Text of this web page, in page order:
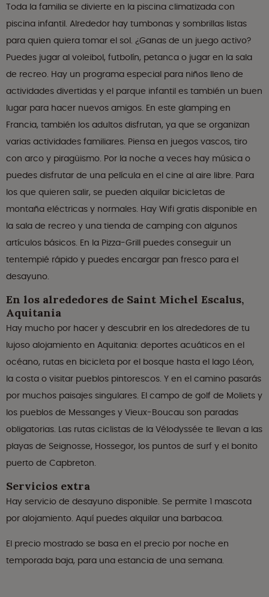
Toda la familia se divierte en la piscina climatizada con
piscina infantil. Alrededor hay tumbonas y sombrillas listas
para quien quiera tomar el sol. ¿Ganas de un juego activo?
Puedes jugar al voleibol, futbolín, petanca o jugar en la sala
de recreo. Hay un programa especial para niños lleno de
actividades divertidas y el parque infantil es también un buen
lugar para hacer nuevos amigos. En este glamping en
Francia, también los adultos disfrutan, ya que se organizan
varias actividades familiares. Piensa en juegos vascos, tiro
con arco y piragüismo. Por la noche a veces hay música o
puedes disfrutar de una película en el cine al aire libre. Para
los que quieren salir, se pueden alquilar bicicletas de
montaña eléctricas y normales. Hay Wifi gratis disponible en
la sala de recreo y una tienda de camping con algunos
artículos básicos. En la Pizza-Grill puedes conseguir un
tentempié rápido y puedes encargar pan fresco para el
desayuno.
En los alrededores de Saint Michel Escalus,
Aquitania
Hay mucho por hacer y descubrir en los alrededores de tu
lujoso alojamiento en Aquitania: deportes acuáticos en el
océano, rutas en bicicleta por el bosque hasta el lago Léon,
la costa o visitar pueblos pintorescos. Y en el camino pasarás
por muchos paisajes singulares. El campo de golf de Moliets y
los pueblos de Messanges y Vieux-Boucau son paradas
obligatorias. Las rutas ciclistas de la Vélodyssée te llevan a las
playas de Seignosse, Hossegor, los puntos de surf y el bonito
puerto de Capbreton.
Servicios extra
Hay servicio de desayuno disponible. Se permite 1 mascota
por alojamiento. Aquí puedes alquilar una barbacoa.
El precio mostrado se basa en el precio por noche en
temporada baja, para una estancia de una semana.